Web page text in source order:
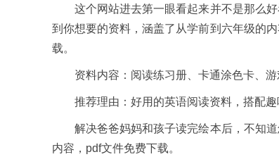
这个网站进去第一眼看起来并不是那么好
到你想要的资料，涵盖了从学前到六年级的
载。
资料内容：阅读练习册、卡通涂色卡、游
推荐理由：好用的英语阅读资料，搭配趣
解决爸爸妈妈和孩子读完绘本后，不知道
内容，pdf文件免费下载。